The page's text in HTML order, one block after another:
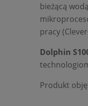
bieżącą
pracy
Dolphin
Produkt